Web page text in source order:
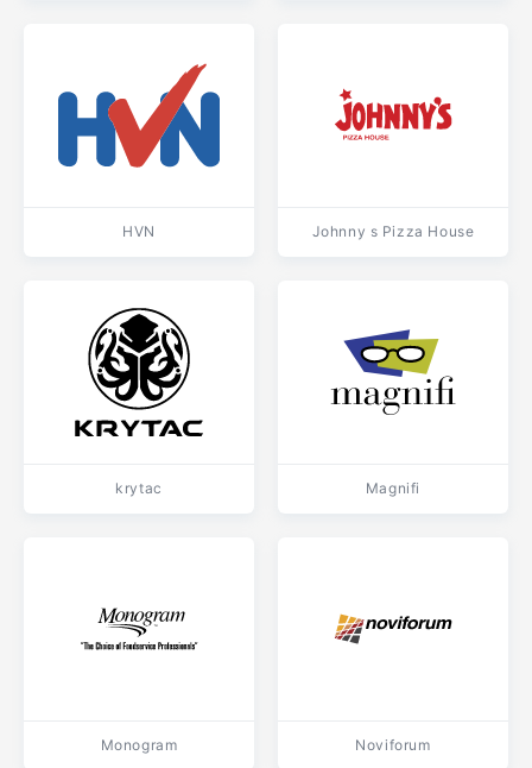
HVN Johnny s Pizza House
krytac Magnifi
Monogram Noviforum